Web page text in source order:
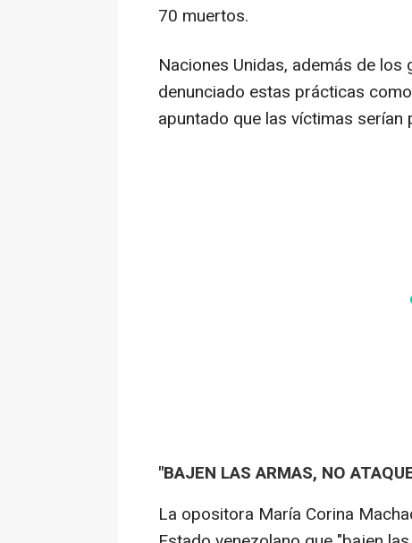
70 muertos.
Naciones Unidas, además de los
denunciado estas prácticas
apuntado que las víctimas
"BAJEN LAS ARMAS, NO
La opositora María Corina